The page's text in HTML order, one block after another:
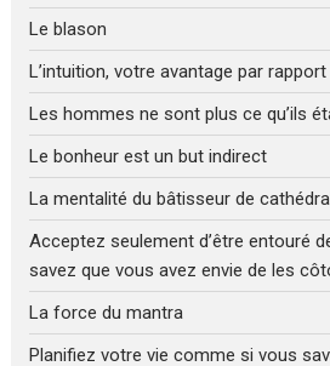
Le blason
L’intuition, votre avantage par
Les hommes ne sont plus ce qu’ils
Le bonheur est un but indirect
La mentalité du bâtisseur de
Acceptez seulement d’être entouré
savez que vous avez envie de les
La force du mantra
Planifiez votre vie comme si vous